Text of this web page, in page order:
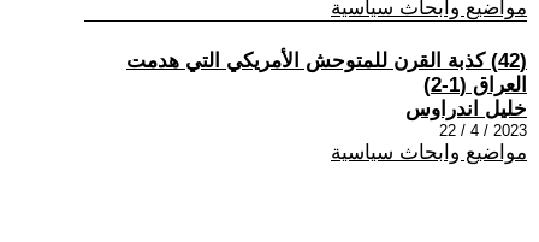
مواضيع وابحاث سياسية
(42) كذبة القرن للمتوحش الأمريكي التي هدمت
العراق (1-2)
خليل اندراوس
2023 / 4 / 22
مواضيع وابحاث سياسية